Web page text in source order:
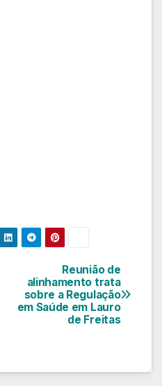
Reunião de
alinhamento trata
sobre a Regulação
em Saúde em Lauro
de Freitas